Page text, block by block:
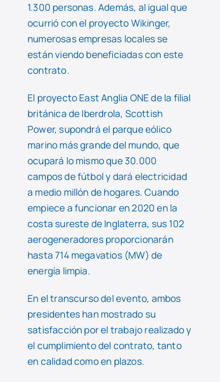
1.300 personas. Además, al igual que
ocurrió con el proyecto Wikinger,
numerosas empresas locales se
están viendo beneficiadas con este
contrato.
El proyecto East Anglia ONE de la filial
británica de Iberdrola, Scottish
Power, supondrá el parque eólico
marino más grande del mundo, que
ocupará lo mismo que 30.000
campos de fútbol y dará electricidad
a medio millón de hogares. Cuando
empiece a funcionar en 2020 en la
costa sureste de Inglaterra, sus 102
aerogeneradores proporcionarán
hasta 714 megavatios (MW) de
energía limpia.
En el transcurso del evento, ambos
presidentes han mostrado su
satisfacción por el trabajo realizado y
el cumplimiento del contrato, tanto
en calidad como en plazos.